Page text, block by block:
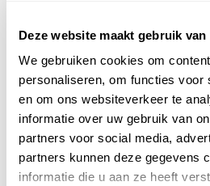
Deze website maakt gebruik van
We gebruiken cookies om
personaliseren, om functies voor
en om ons websiteverkeer te
informatie over uw gebruik van
partners voor social media,
partners kunnen deze gegevens
informatie die u aan ze heeft